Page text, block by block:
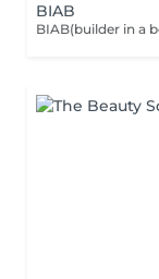
BIAB